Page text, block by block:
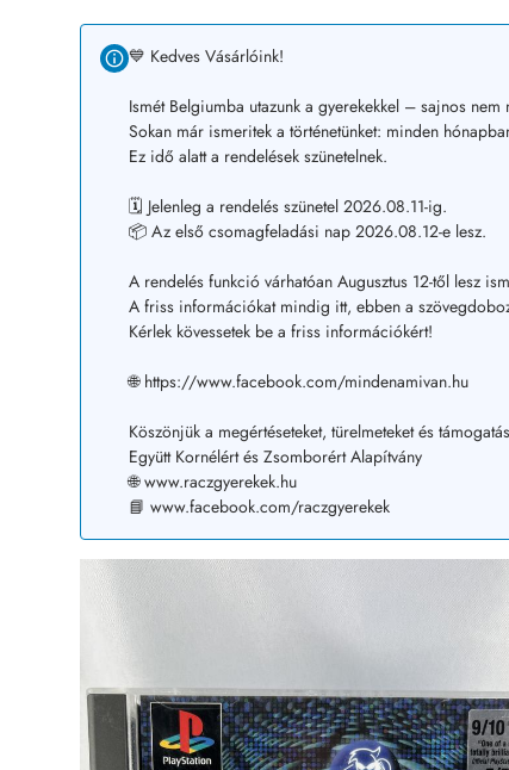
💙 Kedves Vásárlóink!
Ismét Belgiumba utazunk a gyerekekkel – sajnos
Sokan már ismeritek a történetünket: minden
Ez idő alatt a rendelések szünetelnek.
🗓️ Jelenleg a rendelés szünetel 2026.08.11-ig.
📦 Az első csomagfeladási nap 2026.08.12-e lesz.
A rendelés funkció várhatóan Augusztus 12-től lesz
A friss információkat mindig itt, ebben a
Kérlek kövessetek be a friss információkért!
🌐 https://www.facebook.com/mindenamivan.hu
Köszönjük a megértéseteket, türelmeteket és
Együtt Kornélért és Zsomborért Alapítvány
🌐 www.raczgyerekek.hu
📘 www.facebook.com/raczgyerekek